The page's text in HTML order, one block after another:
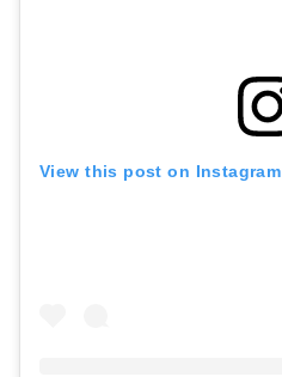
View this post on Instagram